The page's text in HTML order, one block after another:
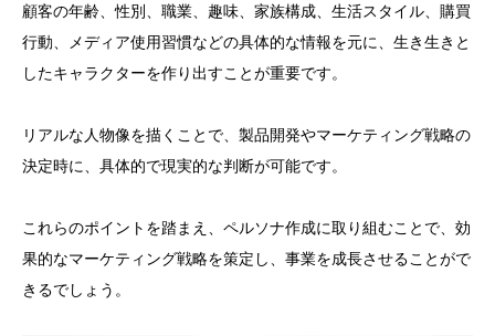
顧客の年齢、性別、職業、趣味、家族構成、生活スタイル、購買
行動、メディア使用習慣などの具体的な情報を元に、生き生きと
したキャラクターを作り出すことが重要です。
リアルな人物像を描くことで、製品開発やマーケティング戦略の
決定時に、具体的で現実的な判断が可能です。
これらのポイントを踏まえ、ペルソナ作成に取り組むことで、効
果的なマーケティング戦略を策定し、事業を成長させることがで
きるでしょう。